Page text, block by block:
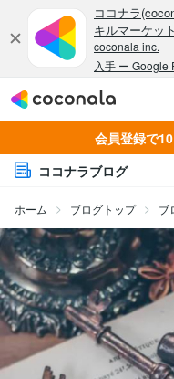
会員登録で
ココナラブログ
ホーム ブログトップ ブ